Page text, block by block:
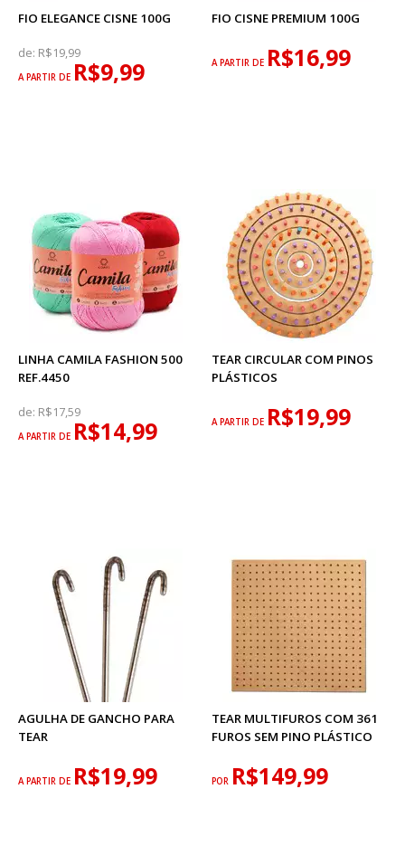
FIO ELEGANCE CISNE 100G
de: R$19,99
A PARTIR DE R$9,99
FIO CISNE PREMIUM 100G
A PARTIR DE R$16,99
LINHA CAMILA FASHION 500
REF.4450
de: R$17,59
A PARTIR DE R$14,99
TEAR CIRCULAR COM PINOS
PLÁSTICOS
A PARTIR DE R$19,99
AGULHA DE GANCHO PARA
TEAR
A PARTIR DE R$19,99
TEAR MULTIFUROS COM 361
FUROS SEM PINO PLÁSTICO
POR R$149,99